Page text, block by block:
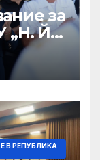
за
„Н. Й.
В РЕПУБЛИКА